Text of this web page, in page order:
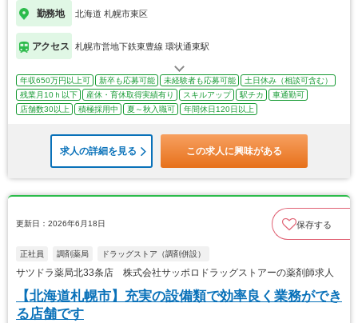
勤務地 北海道 札幌市東区
アクセス 札幌市営地下鉄東豊線 環状通東駅
年収650万円以上可 新卒も応募可能 未経験者も応募可能
土日休み（相談可含む）
残業月10ｈ以下
産休・育休取得実績有り スキルアップ 駅チカ
車通勤可
店舗数30以上
積極採用中 夏～秋入職可 年間休日120日以上
求人の詳細を見る この求人に興味がある
更新日：2026年6月18日 保存する
正社員 調剤薬局 ドラッグストア（調剤併設）
サツドラ薬局北33条店 株式会社サッポロドラッグストアーの薬剤師求人
【北海道札幌市】充実の設備類で効率良く業務ができ
る店舗です